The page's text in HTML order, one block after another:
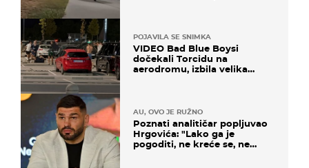
POJAVILA SE SNIMKA
VIDEO Bad Blue Boysi
dočekali Torcidu na
aerodromu, izbila velika
AU, OVO JE RUŽNO
Poznati analitičar popljuvao
Hrgovića: "Lako ga je
pogoditi, ne kreće se, ne